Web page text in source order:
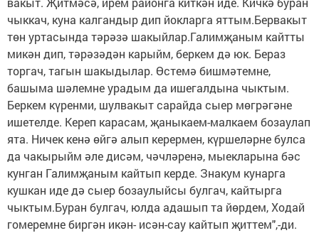
чыккач, куна калгандыр дип йокларга яттым.Бервакыт
төн уртасында тәрәзә шакыйлар.Галимҗаным кайтты
микән дип, тәрәзәдән карыйм, беркем дә юк. Бераз
торгач, тагын шакыдылар. Өстемә бишмәтемне,
башыма шәлемне урадым да ишегалдына чыктым.
Беркем күренми, шулвакыт сарайда сыер мөгрәгәне
ишетелде. Кереп карасам, җаныкаем-малкаем бозаулап
ята. Ничек кенә өйгә алып керермен, күршеләрне булса
да чакырыйм әле дисәм, чәчләренә, мыекларына бәс
кунган Галимҗаным кайтып керде. Знакум кунарга
кушкан иде дә сыер бозаулыйсы булгач, кайтырга
чыктым.Буран булгач, юлда адашып та йөрдем, Ходай
гомеремне биргән икән- исән-сау кайтып җиттем",-ди.